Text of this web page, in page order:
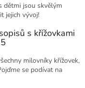
dětmi jsou skvělým
jejich vývoj!
s křížovkami
milovníky křížovek,
se podívat na